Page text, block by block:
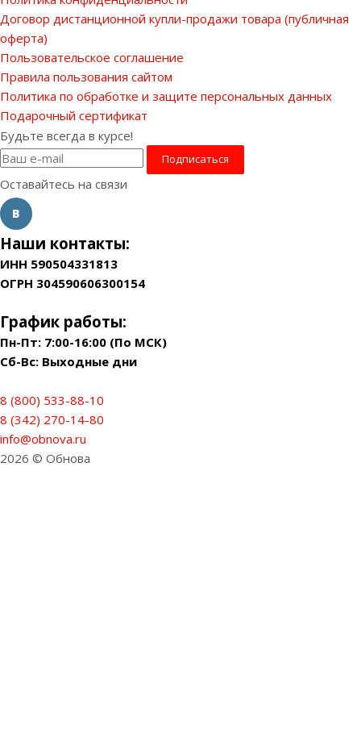
Договор дистанционной купли-продажи товара (публичная
оферта)
Пользовательское соглашение
Правила пользования сайтом
Политика по обработке и защите персональных данных
Подарочный сертификат
Будьте всегда в курсе!
Оставайтесь на связи
Наши контакты:
ИНН 590504331813
ОГРН 304590606300154
График работы:
Пн-Пт: 7:00-16:00 (По МСК)
Сб-Вс: Выходные дни
8 (800) 533-88-10
8 (342) 270-14-80
info@obnova.ru
2026 © Обнова